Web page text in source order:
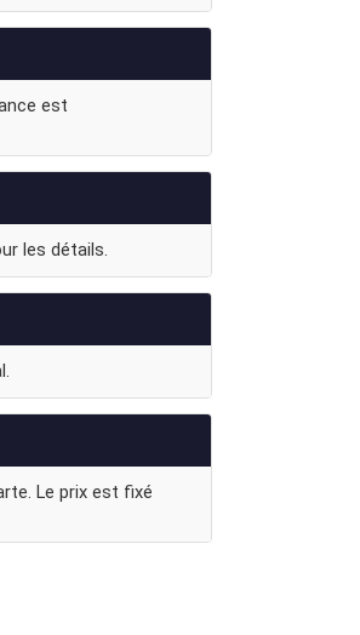
est
les détails.
Le prix est fixé